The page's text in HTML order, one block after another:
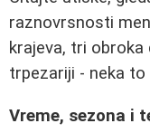
raznovrsnosti
krajeva, tri
trpezariji - neka
Vreme, sezona i